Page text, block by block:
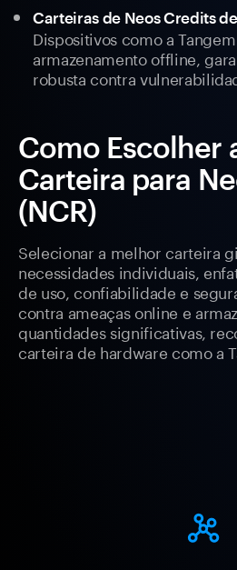
Carteiras de Neos Credits
Dispositivos como a
armazenamento offline,
robusta contra
Como Escolher
Carteira para
(NCR)
Selecionar a melhor carteira
necessidades individuais,
de uso, confiabilidade e
contra ameaças online e
quantidades significativas,
carteira de hardware como a